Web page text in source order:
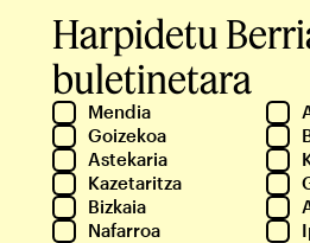
Harpidetu
buletinetara
Mendia
Goizekoa
Astekaria
Kazetaritza
Bizkaia
Nafarroa